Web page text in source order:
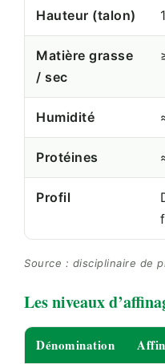
Hauteur (talon)
Matière grasse
/ sec
Humidité
Protéines
Profil
Source : disciplinaire de
Les niveaux
Dénomination